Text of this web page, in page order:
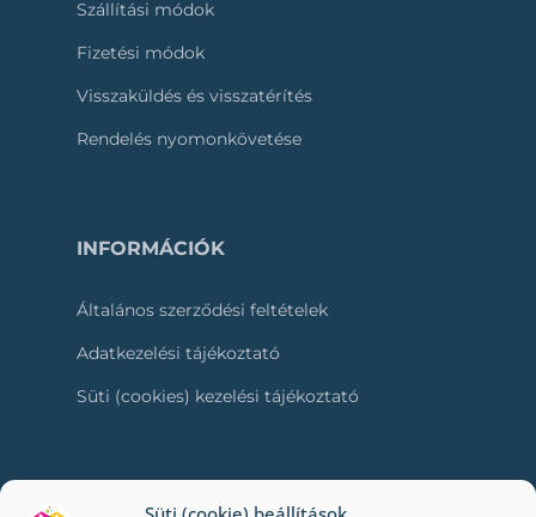
Szállítási módok
Fizetési módok
Visszaküldés és visszatérítés
Rendelés nyomonkövetése
INFORMÁCIÓK
Általános szerződési feltételek
Adatkezelési tájékoztató
Süti (cookies) kezelési tájékoztató
RÓLUNK